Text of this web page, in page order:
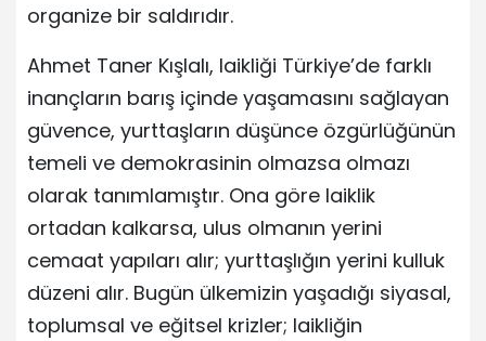
organize bir saldırıdır.
Ahmet Taner Kışlalı, laikliği Türkiye’de farklı
inançların barış içinde yaşamasını sağlayan
güvence, yurttaşların düşünce özgürlüğünün
temeli ve demokrasinin olmazsa olmazı
olarak tanımlamıştır. Ona göre laiklik
ortadan kalkarsa, ulus olmanın yerini
cemaat yapıları alır; yurttaşlığın yerini kulluk
düzeni alır. Bugün ülkemizin yaşadığı siyasal,
toplumsal ve eğitsel krizler; laikliğin